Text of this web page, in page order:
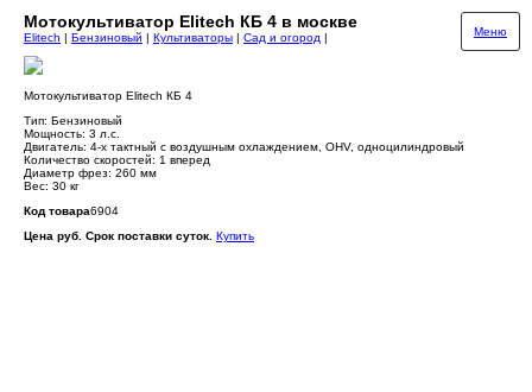
Мотокультиватор Elitech КБ 4 в москве
Меню
Elitech | Бензиновый | Культиваторы | Сад и огород |
Мотокультиватор Elitech КБ 4
Тип: Бензиновый
Мощность: 3 л.c.
Двигатель: 4-х тактный с воздушным охлаждением, OHV, одноцилиндровый
Количество скоростей: 1 вперед
Диаметр фрез: 260 мм
Вес: 30 кг
Код товара6904
Цена руб. Срок поставки суток. Купить